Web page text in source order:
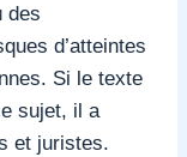
des
d’atteintes
Si le texte
sujet, il a
et juristes.